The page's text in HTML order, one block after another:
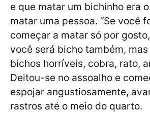
e que matar um bichinho era
matar uma pessoa. “Se você
começar a matar só por
você será bicho também,
bichos horríveis, cobra, rato,
Deitou-se no assoalho e
espojar angustiosamente,
rastros até o meio do quarto.